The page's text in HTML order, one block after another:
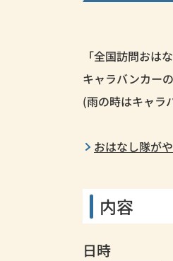
「全国訪問おは
キャラバンカー
(雨の時はキャラ
おはなし隊が
内容
日時